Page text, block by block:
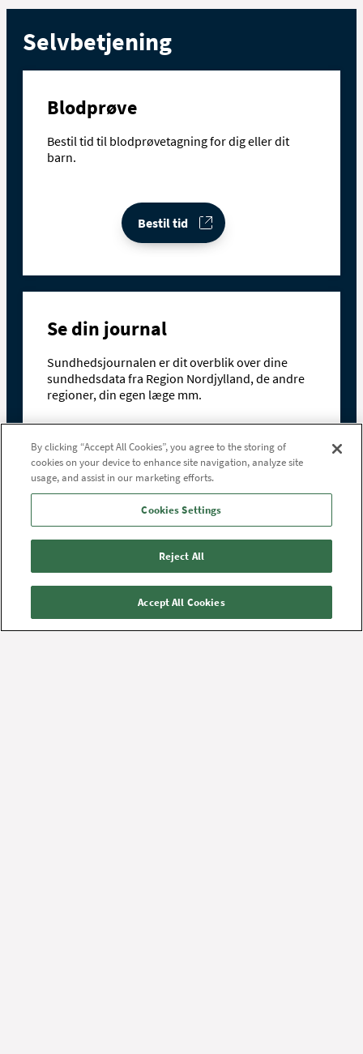
Selvbetjening
Blodprøve
Bestil tid til blodprøvetagning for dig eller dit
barn.
Bestil tid
Se din journal
Sundhedsjournalen er dit overblik over dine
sundhedsdata fra Region Nordjylland, de andre
regioner, din egen læge mm.
Se din journal
Mere selvbetjening
Mine aftaler
Bestil tid til EKG og røntgen
By clicking “Accept All Cookies”, you agree to the storing of
cookies on your device to enhance site navigation, analyze site
usage, and assist in our marketing efforts.
Cookies Settings
Reject All
Accept All Cookies